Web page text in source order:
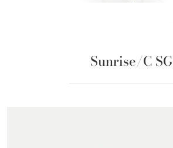
Sunrise/C SG